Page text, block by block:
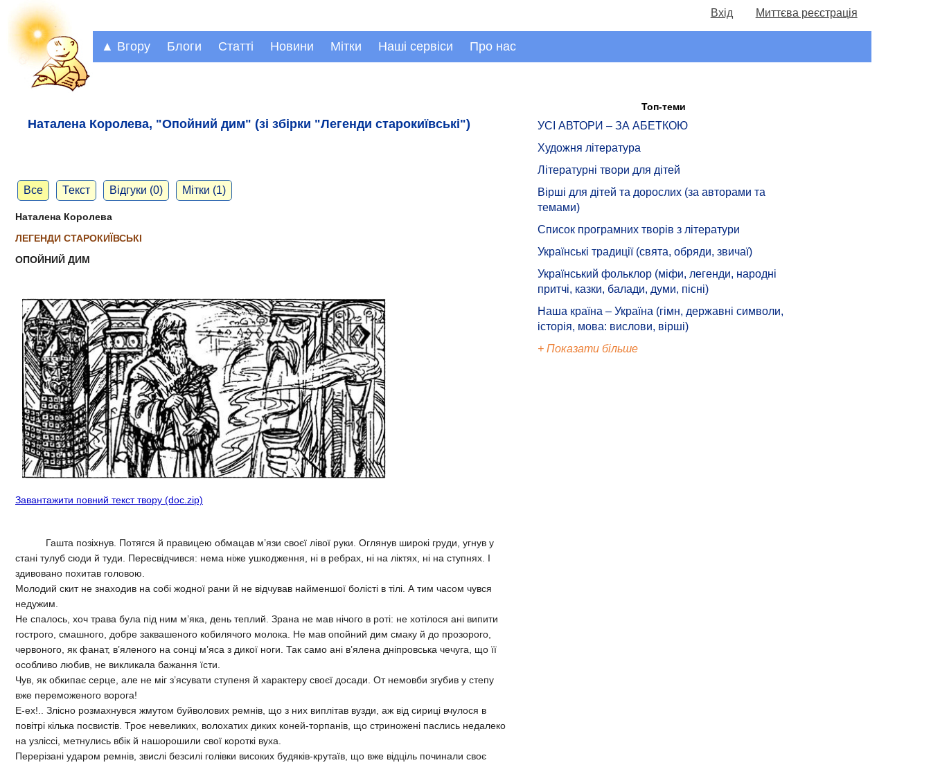
Вхід Миттєва реєстрація
▲ Вгору Блоги Статті Новини Мітки Наші сервіси Про нас
Наталена Королева, "Опойний дим" (зі збірки "Легенди старокиївські")
Все Текст Відгуки (0) Мітки (1)
Наталена Королева
ЛЕГЕНДИ СТАРОКИЇВСЬКІ
ОПОЙНИЙ ДИМ
Завантажити повний текст твору (doc.zip)
Гашта позіхнув. Потягся й правицею обмацав м’язи своєї лівої руки. Оглянув широкі груди, угнув у
стані тулуб сюди й туди. Пересвідчився: нема ніже ушкодження, ні в ребрах, ні на ліктях, ні на ступнях. І
здивовано похитав головою.
Молодий скит не знаходив на собі жодної рани й не відчував найменшої болісті в тілі. А тим часом чувся
недужим.
Не спалось, хоч трава була під ним м’яка, день теплий. Зрана не мав нічого в роті: не хотілося ані випити
гострого, смашного, добре заквашеного кобилячого молока. Не мав опойний дим смаку й до прозорого,
червоного, як фанат, в’яленого на сонці м’яса з дикої ноги. Так само ані в’ялена дніпровська чечуга, що її
особливо любив, не викликала бажання їсти.
Чув, як обкипає серце, але не міг з’ясувати ступеня й характеру своєї досади. От немовби згубив у степу
вже переможеного ворога!
Е-ех!.. Злісно розмахнувся жмутом буйволових ремнів, що з них виплітав вузди, аж від сириці вчулося в
повітрі кілька посвистів. Троє невеликих, волохатих диких коней-торпанів, що стриножені паслись недалеко
на узліссі, метнулись вбік й нашорошили свої короткі вуха.
Перерізані ударом ремнів, звислі безсилі голівки високих будяків-крутаїв, що вже відціль починали своє
Топ-теми
УСІ АВТОРИ – ЗА АБЕТКОЮ
Художня література
Літературні твори для дітей
Вірші для дітей та дорослих (за авторами та
темами)
Список програмних творів з літератури
Українські традиції (свята, обряди, звичаї)
Український фольклор (міфи, легенди, народні
притчі, казки, балади, думи, пісні)
Наша країна – Україна (гімн, державні символи,
історія, мова: вислови, вірші)
+ Показати більше